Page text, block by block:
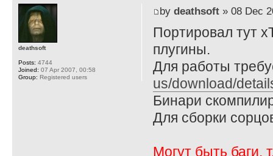
by deathsoft» 08 Dec
Портировал тут
плугины.
Для работы
us/download/
Бинари
Для сборки
Могут быть баги,
deathsoft
Posts: 4744
Joined: 07 Apr 2007, 00:58
Group: Registered users